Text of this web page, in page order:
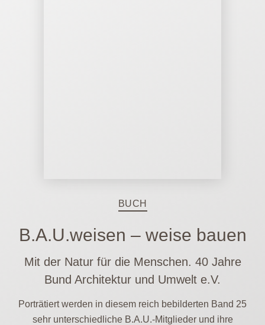
BUCH
B.A.U.weisen – weise bauen
Mit der Natur für die Menschen. 40 Jahre
Bund Architektur und Umwelt e.V.
Porträtiert werden in diesem reich bebilderten Band 25
sehr unterschiedliche B.A.U.-Mitglieder und ihre